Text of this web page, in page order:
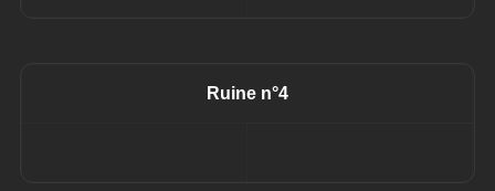
Ruine n°4